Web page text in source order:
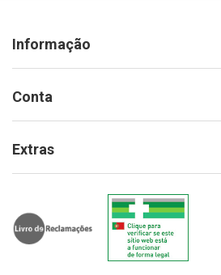
Informação
Conta
Extras